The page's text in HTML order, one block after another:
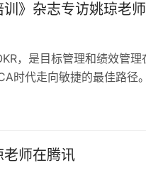
》杂志专访姚琼老
，是目标管理和绩效管
时代走向敏捷的最佳路径
老师在腾讯